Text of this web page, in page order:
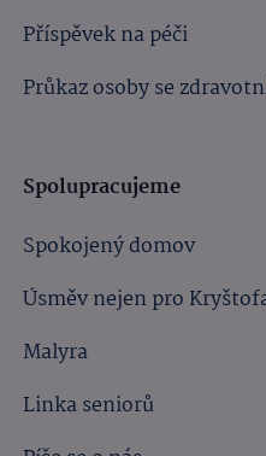
Příspěvek na péči
Průkaz osoby se
Spolupracujeme
Spokojený domov
Úsměv nejen pro
Malyra
Linka seniorů